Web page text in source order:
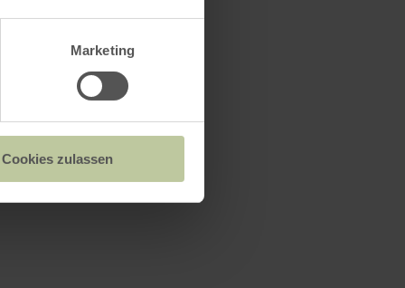
Marketing
Cookies zulassen